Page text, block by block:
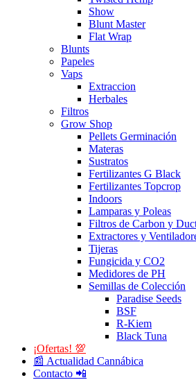
Show
Blunt Master
Flat Wrap
Blunts
Papeles
Vaps
Extraccion
Herbales
Filtros
Grow Shop
Pellets Germinación
Materas
Sustratos
Fertilizantes G Black
Fertilizantes Topcrop
Indoors
Lamparas y Poleas
Filtros de Carbon y
Extractores y
Tijeras
Fungicida y CO2
Medidores de PH
Semillas de Colección
Paradise Seeds
BSF
R-Kiem
Black Tuna
¡Ofertas! 💯
📰 Actualidad Cannábica
Contacto 📲